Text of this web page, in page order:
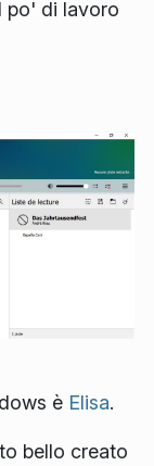
po' di lavoro
è Elisa.
bello creato